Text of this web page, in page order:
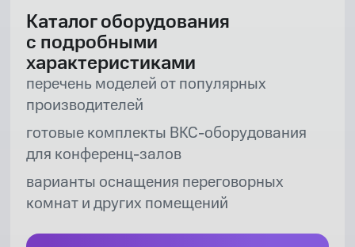
Каталог оборудования
с подробными
характеристиками
перечень моделей от популярных
производителей
готовые комплекты ВКС-оборудования
для конференц-залов
варианты оснащения переговорных
комнат и других помещений